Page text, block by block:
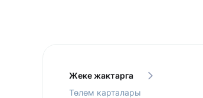
Жеке жактарга
Төлөм карталары